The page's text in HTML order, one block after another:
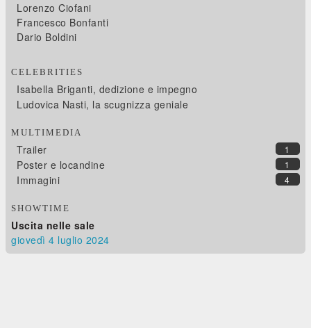
Lorenzo Ciofani
Francesco Bonfanti
Dario Boldini
CELEBRITIES
Isabella Briganti, dedizione e impegno
Ludovica Nasti, la scugnizza geniale
MULTIMEDIA
1
Trailer
1
Poster e locandine
4
Immagini
SHOWTIME
Uscita nelle sale
giovedì 4 luglio 2024